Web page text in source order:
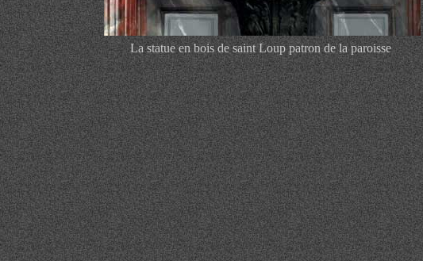
La statue en bois de saint Loup patron de la paroisse